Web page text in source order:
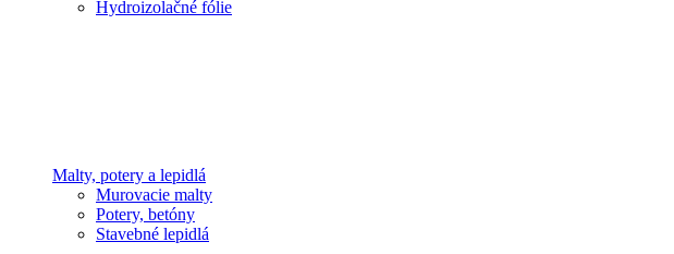
Hydroizolačné fólie
Malty, potery a lepidlá
Murovacie malty
Potery, betóny
Stavebné lepidlá